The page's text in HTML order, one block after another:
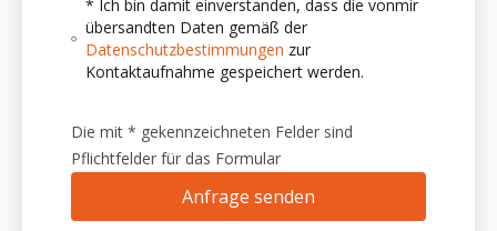
* Ich bin damit einverstanden, dass die vonmir
übersandten Daten gemäß der
Datenschutzbestimmungen zur
Kontaktaufnahme gespeichert werden.
Die mit * gekennzeichneten Felder sind
Pflichtfelder für das Formular
Anfrage senden